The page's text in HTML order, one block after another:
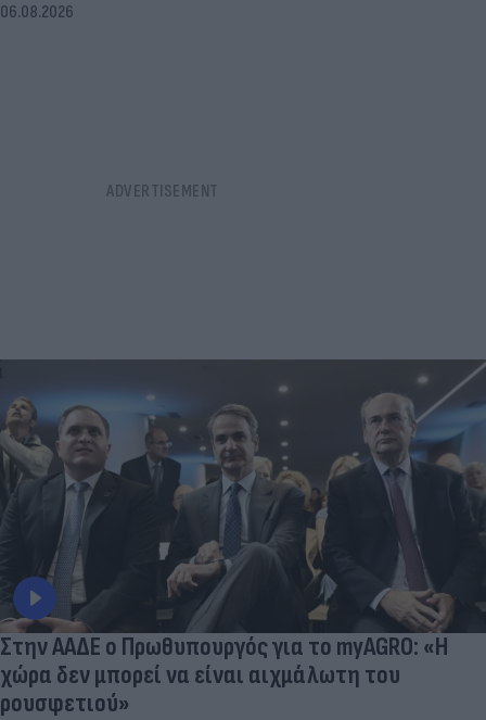
06.08.2026
Στην ΑΑΔΕ ο Πρωθυπουργός για το myAGRO: «Η
χώρα δεν μπορεί να είναι αιχμάλωτη του
ρουσφετιού»